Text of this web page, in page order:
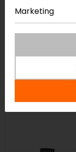
Muc-Off
Borstelset
Marketing